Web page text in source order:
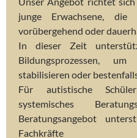
junge Erwachsene,
vorübergehend oder
In dieser Zeit
Bildungsprozessen,
stabilisieren oder
Für autistische
systemisches
Beratungsangebot
Fachkräfte